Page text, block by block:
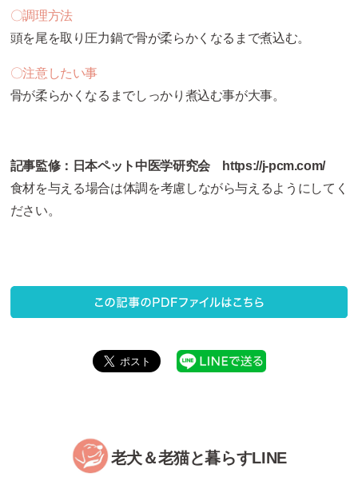
〇調理方法
頭を尾を取り圧力鍋で骨が柔らかくなるまで煮込む。
〇注意したい事
骨が柔らかくなるまでしっかり煮込む事が大事。
記事監修： 日本ペット中医学研究会 https://j-pcm.com/
食材を与える場合は体調を考慮しながら与えるようにしてく
ださい。
老犬＆老猫と暮らすLINE